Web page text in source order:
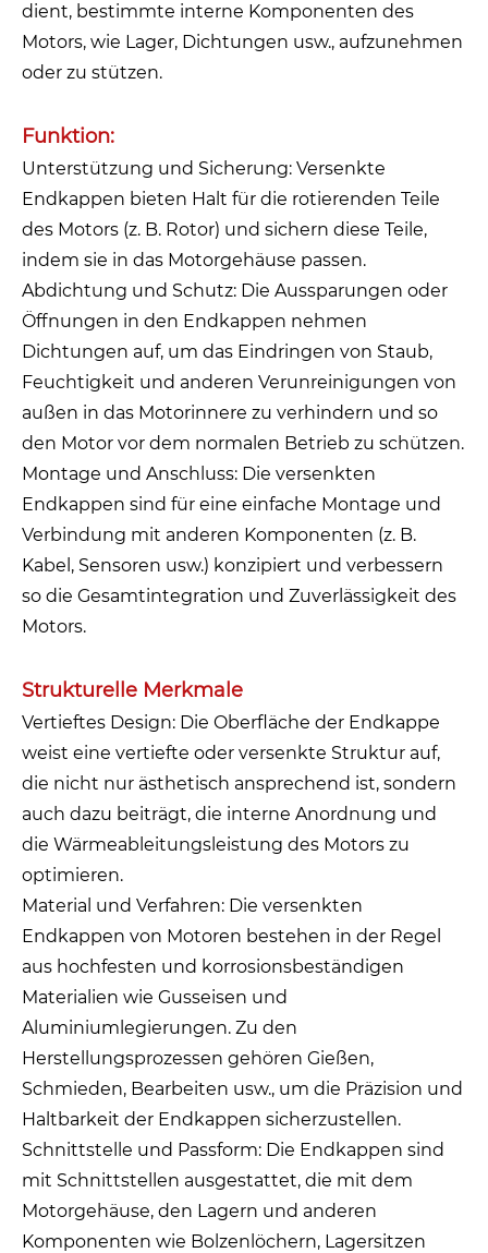
dient, bestimmte interne Komponenten des
Motors, wie Lager, Dichtungen usw., aufzunehmen
oder zu stützen.
Funktion:
Unterstützung und Sicherung: Versenkte
Endkappen bieten Halt für die rotierenden Teile
des Motors (z. B. Rotor) und sichern diese Teile,
indem sie in das Motorgehäuse passen.
Abdichtung und Schutz: Die Aussparungen oder
Öffnungen in den Endkappen nehmen
Dichtungen auf, um das Eindringen von Staub,
Feuchtigkeit und anderen Verunreinigungen von
außen in das Motorinnere zu verhindern und so
den Motor vor dem normalen Betrieb zu schützen.
Montage und Anschluss: Die versenkten
Endkappen sind für eine einfache Montage und
Verbindung mit anderen Komponenten (z. B.
Kabel, Sensoren usw.) konzipiert und verbessern
so die Gesamtintegration und Zuverlässigkeit des
Motors.
Strukturelle Merkmale
Vertieftes Design: Die Oberfläche der Endkappe
weist eine vertiefte oder versenkte Struktur auf,
die nicht nur ästhetisch ansprechend ist, sondern
auch dazu beiträgt, die interne Anordnung und
die Wärmeableitungsleistung des Motors zu
optimieren.
Material und Verfahren: Die versenkten
Endkappen von Motoren bestehen in der Regel
aus hochfesten und korrosionsbeständigen
Materialien wie Gusseisen und
Aluminiumlegierungen. Zu den
Herstellungsprozessen gehören Gießen,
Schmieden, Bearbeiten usw., um die Präzision und
Haltbarkeit der Endkappen sicherzustellen.
Schnittstelle und Passform: Die Endkappen sind
mit Schnittstellen ausgestattet, die mit dem
Motorgehäuse, den Lagern und anderen
Komponenten wie Bolzenlöchern, Lagersitzen